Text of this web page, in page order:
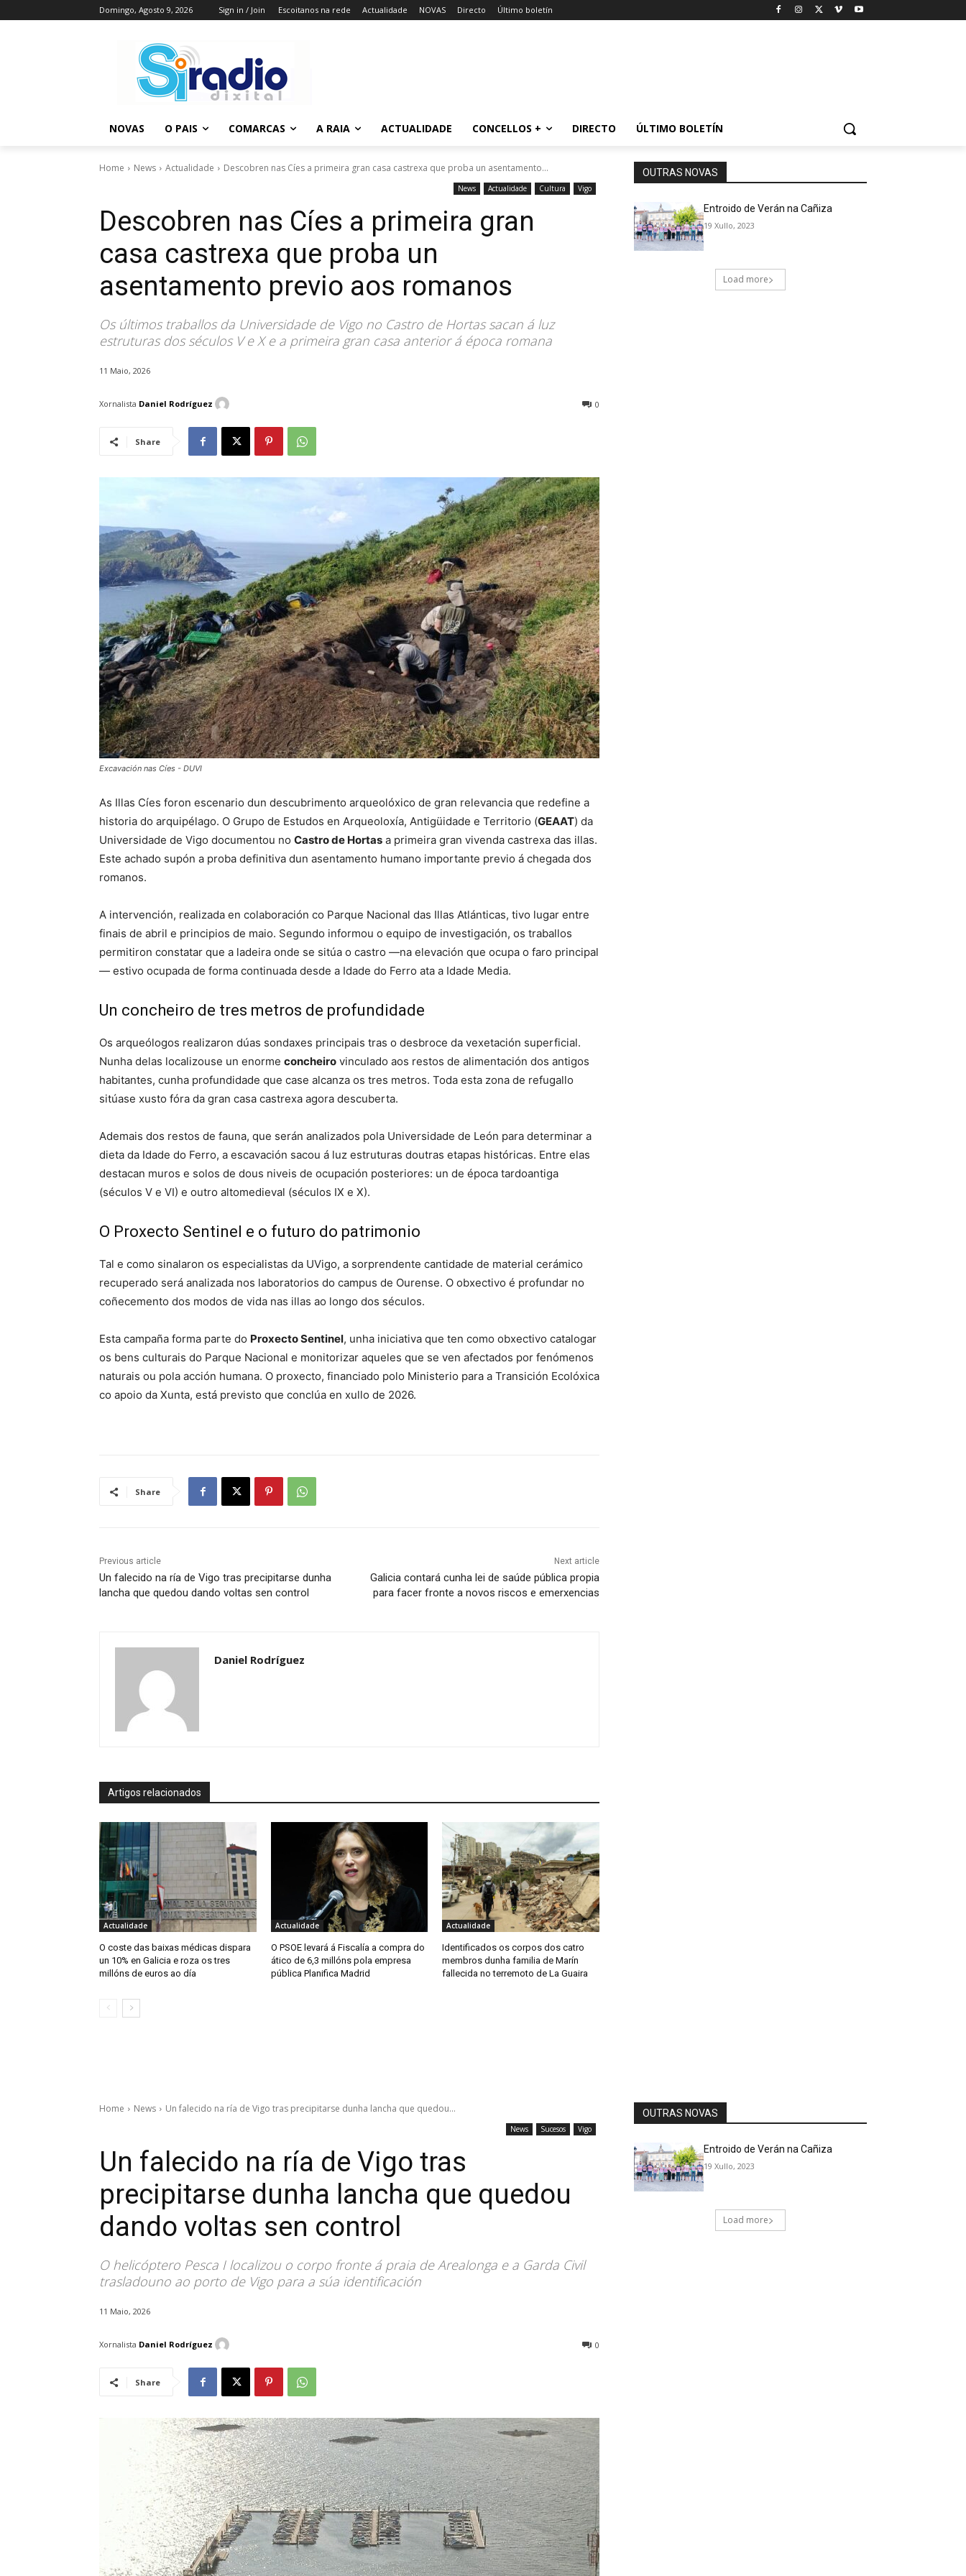
Domingo, Agosto 9, 2026 Sign in / Join Escoitanos na rede Actualidade NOVAS Directo Último boletín
NOVAS O PAIS COMARCAS A RAIA ACTUALIDADE CONCELLOS + DIRECTO ÚLTIMO BOLETÍN
Home News Actualidade Descobren nas Cíes a primeira gran casa castrexa que proba un asentamento...
News Actualidade Cultura Vigo
Descobren nas Cíes a primeira gran
casa castrexa que proba un
asentamento previo aos romanos
Os últimos traballos da Universidade de Vigo no Castro de Hortas sacan á luz
estruturas dos séculos V e X e a primeira gran casa anterior á época romana
11 Maio, 2026
0
Xornalista Daniel Rodríguez
Share
Excavación nas Cíes - DUVI
As Illas Cíes foron escenario dun descubrimento arqueolóxico de gran relevancia que redefine a
historia do arquipélago. O Grupo de Estudos en Arqueoloxía, Antigüidade e Territorio (GEAAT) da
Universidade de Vigo documentou no Castro de Hortas a primeira gran vivenda castrexa das illas.
Este achado supón a proba definitiva dun asentamento humano importante previo á chegada dos
romanos.
A intervención, realizada en colaboración co Parque Nacional das Illas Atlánticas, tivo lugar entre
finais de abril e principios de maio. Segundo informou o equipo de investigación, os traballos
permitiron constatar que a ladeira onde se sitúa o castro —na elevación que ocupa o faro principal
— estivo ocupada de forma continuada desde a Idade do Ferro ata a Idade Media.
Un concheiro de tres metros de profundidade
Os arqueólogos realizaron dúas sondaxes principais tras o desbroce da vexetación superficial.
Nunha delas localizouse un enorme concheiro vinculado aos restos de alimentación dos antigos
habitantes, cunha profundidade que case alcanza os tres metros. Toda esta zona de refugallo
sitúase xusto fóra da gran casa castrexa agora descuberta.
Ademais dos restos de fauna, que serán analizados pola Universidade de León para determinar a
dieta da Idade do Ferro, a escavación sacou á luz estruturas doutras etapas históricas. Entre elas
destacan muros e solos de dous niveis de ocupación posteriores: un de época tardoantiga
(séculos V e VI) e outro altomedieval (séculos IX e X).
O Proxecto Sentinel e o futuro do patrimonio
Tal e como sinalaron os especialistas da UVigo, a sorprendente cantidade de material cerámico
recuperado será analizada nos laboratorios do campus de Ourense. O obxectivo é profundar no
coñecemento dos modos de vida nas illas ao longo dos séculos.
Esta campaña forma parte do Proxecto Sentinel, unha iniciativa que ten como obxectivo catalogar
os bens culturais do Parque Nacional e monitorizar aqueles que se ven afectados por fenómenos
naturais ou pola acción humana. O proxecto, financiado polo Ministerio para a Transición Ecolóxica
co apoio da Xunta, está previsto que conclúa en xullo de 2026.
Share
Previous article
Un falecido na ría de Vigo tras precipitarse dunha
lancha que quedou dando voltas sen control
Next article
Galicia contará cunha lei de saúde pública propia
para facer fronte a novos riscos e emerxencias
Daniel Rodríguez
Artigos relacionados
Actualidade
O coste das baixas médicas dispara
un 10% en Galicia e roza os tres
millóns de euros ao día
Actualidade
O PSOE levará á Fiscalía a compra do
ático de 6,3 millóns pola empresa
pública Planifica Madrid
Actualidade
Identificados os corpos dos catro
membros dunha familia de Marín
fallecida no terremoto de La Guaira
OUTRAS NOVAS
Entroido de Verán na Cañiza
19 Xullo, 2023
Load more